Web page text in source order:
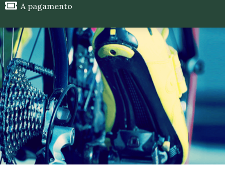
A pagamento